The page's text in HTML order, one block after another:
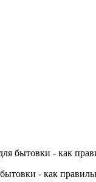
бытовки - как